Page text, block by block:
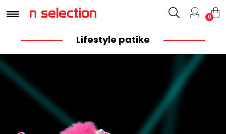
0
Lifestyle patike